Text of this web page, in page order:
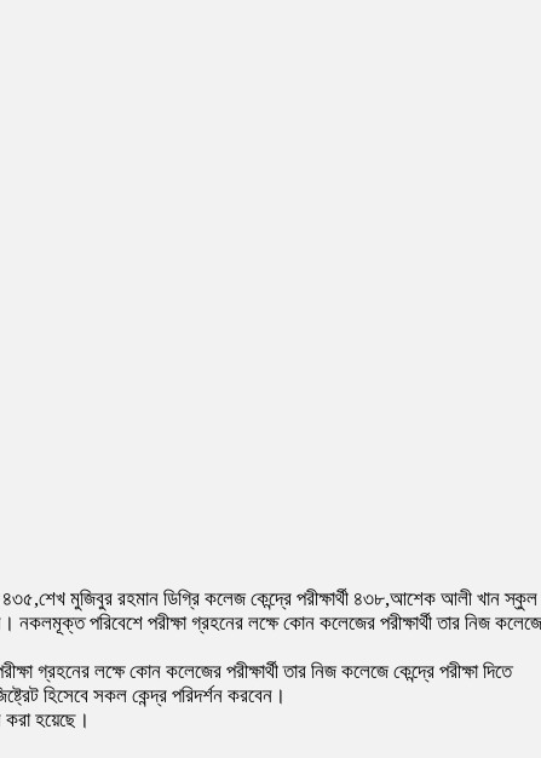
৪৩৫,শেখ মুজিবুর রহমান ডিগ্রি কলেজ কেন্দ্রে পরীক্ষার্থী ৪৩৮,আশেক আলী খান স্কুল
নকলমূক্ত পরিবেশে পরীক্ষা গ্রহনের লক্ষে কোন কলেজের পরীক্ষার্থী তার নিজ কলেজে
গ্রহনের লক্ষে কোন কলেজের পরীক্ষার্থী তার নিজ কলেজে কেন্দ্রে পরীক্ষা দিতে
হিসেবে সকল কেন্দ্র পরিদর্শন করবেন।
হয়েছে।